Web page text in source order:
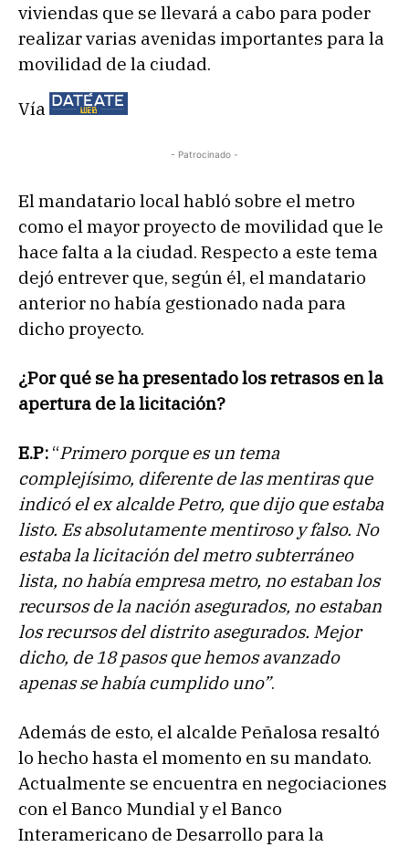
viviendas que se llevará a cabo para poder
realizar varias avenidas importantes para la
movilidad de la ciudad.
Vía
- Patrocinado -
El mandatario local habló sobre el metro
como el mayor proyecto de movilidad que le
hace falta a la ciudad. Respecto a este tema
dejó entrever que, según él, el mandatario
anterior no había gestionado nada para
dicho proyecto.
¿Por qué se ha presentado los retrasos en la
apertura de la licitación?
E.P: “Primero porque es un tema
complejísimo, diferente de las mentiras que
indicó el ex alcalde Petro, que dijo que estaba
listo. Es absolutamente mentiroso y falso. No
estaba la licitación del metro subterráneo
lista, no había empresa metro, no estaban los
recursos de la nación asegurados, no estaban
los recursos del distrito asegurados. Mejor
dicho, de 18 pasos que hemos avanzado
apenas se había cumplido uno”.
Además de esto, el alcalde Peñalosa resaltó
lo hecho hasta el momento en su mandato.
Actualmente se encuentra en negociaciones
con el Banco Mundial y el Banco
Interamericano de Desarrollo para la